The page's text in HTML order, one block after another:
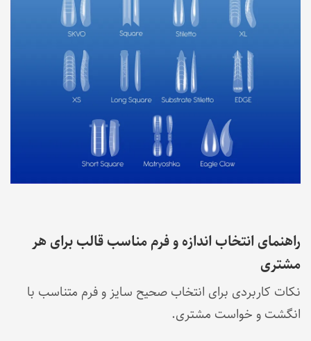
راهنمای انتخاب اندازه و فرم مناسب قالب برای هر
مشتری
نکات کاربردی برای انتخاب صحیح سایز و فرم متناسب با
انگشت و خواست مشتری.